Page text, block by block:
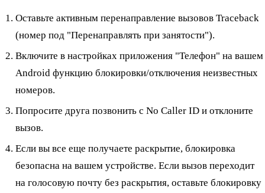
Оставьте активным перенаправление вызовов Traceback
(номер под "Перенаправлять при занятости").
Включите в настройках приложения "Телефон" на вашем
Android функцию блокировки/отключения неизвестных
номеров.
Попросите друга позвонить с No Caller ID и отклоните
вызов.
Если вы все еще получаете раскрытие, блокировка
безопасна на вашем устройстве. Если вызов переходит
на голосовую почту без раскрытия, оставьте блокировку